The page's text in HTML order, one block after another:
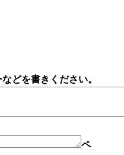
どを書きください。
ペ